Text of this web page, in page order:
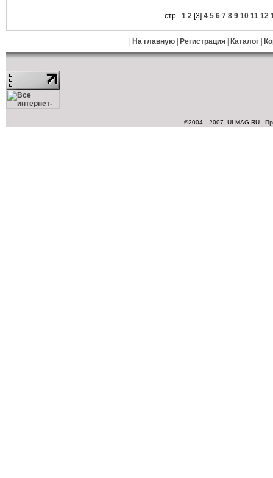
стр. 1 2 [3] 4 5 6 7 8 9 10 11 12
На главную| Регистрация| Каталог|
©2004—2007. ULMAG.RU